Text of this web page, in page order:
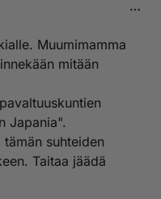
Muumimamma
mitään
Japania".
suhteiden
Taitaa jäädä